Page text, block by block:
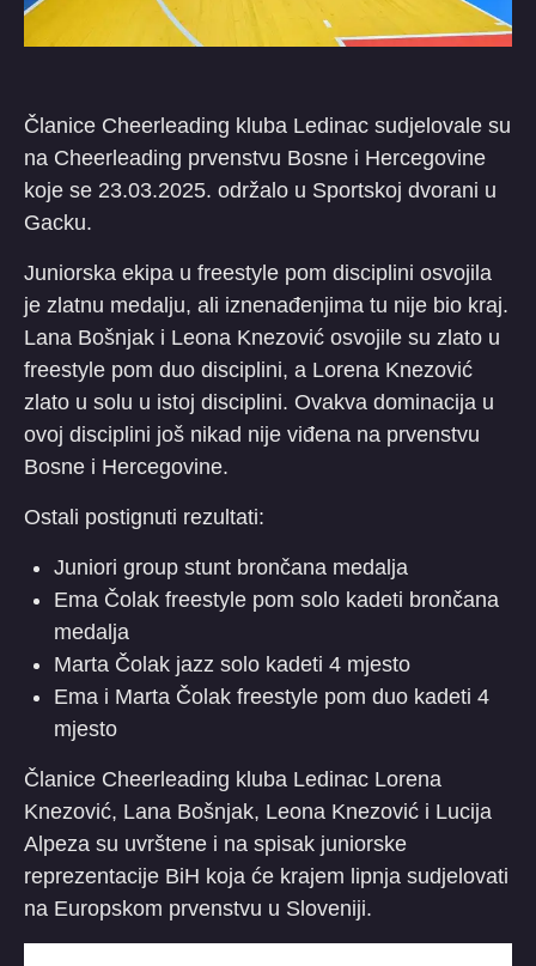
Članice Cheerleading kluba Ledinac sudjelovale su
na Cheerleading prvenstvu Bosne i Hercegovine
koje se 23.03.2025. održalo u Sportskoj dvorani u
Gacku.
Juniorska ekipa u freestyle pom disciplini osvojila
je zlatnu medalju, ali iznenađenjima tu nije bio kraj.
Lana Bošnjak i Leona Knezović osvojile su zlato u
freestyle pom duo disciplini, a Lorena Knezović
zlato u solu u istoj disciplini. Ovakva dominacija u
ovoj disciplini još nikad nije viđena na prvenstvu
Bosne i Hercegovine.
Ostali postignuti rezultati:
Juniori group stunt brončana medalja
Ema Čolak freestyle pom solo kadeti brončana
medalja
Marta Čolak jazz solo kadeti 4 mjesto
Ema i Marta Čolak freestyle pom duo kadeti 4
mjesto
Članice Cheerleading kluba Ledinac Lorena
Knezović, Lana Bošnjak, Leona Knezović i Lucija
Alpeza su uvrštene i na spisak juniorske
reprezentacije BiH koja će krajem lipnja sudjelovati
na Europskom prvenstvu u Sloveniji.